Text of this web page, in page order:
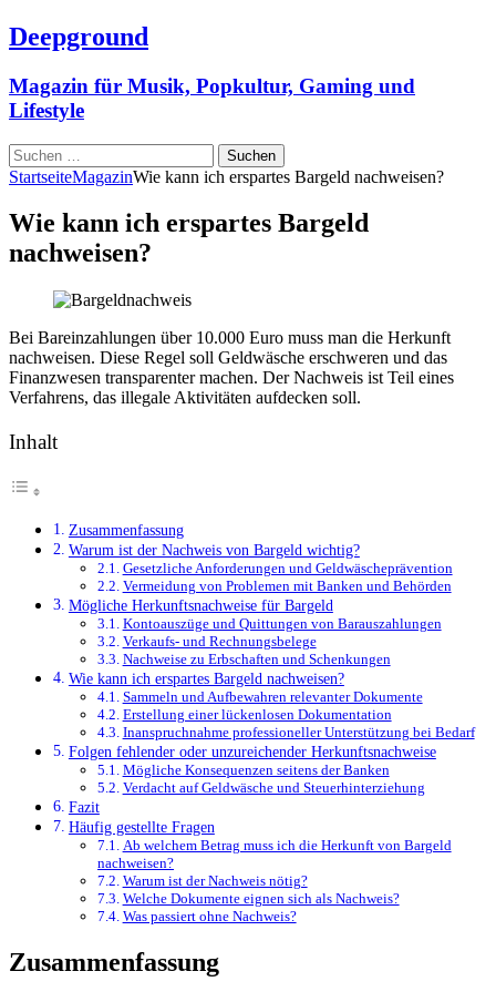
Deepground
Magazin für Musik, Popkultur, Gaming und
Lifestyle
Suchen
nach:
StartseiteMagazinWie kann ich erspartes Bargeld nachweisen?
Wie kann ich erspartes Bargeld
nachweisen?
Bei Bareinzahlungen über 10.000 Euro muss man die Herkunft
nachweisen. Diese Regel soll Geldwäsche erschweren und das
Finanzwesen transparenter machen. Der Nachweis ist Teil eines
Verfahrens, das illegale Aktivitäten aufdecken soll.
Inhalt
Zusammenfassung
Warum ist der Nachweis von Bargeld wichtig?
Gesetzliche Anforderungen und Geldwäscheprävention
Vermeidung von Problemen mit Banken und Behörden
Mögliche Herkunftsnachweise für Bargeld
Kontoauszüge und Quittungen von Barauszahlungen
Verkaufs- und Rechnungsbelege
Nachweise zu Erbschaften und Schenkungen
Wie kann ich erspartes Bargeld nachweisen?
Sammeln und Aufbewahren relevanter Dokumente
Erstellung einer lückenlosen Dokumentation
Inanspruchnahme professioneller Unterstützung bei Bedarf
Folgen fehlender oder unzureichender Herkunftsnachweise
Mögliche Konsequenzen seitens der Banken
Verdacht auf Geldwäsche und Steuerhinterziehung
Fazit
Häufig gestellte Fragen
Ab welchem Betrag muss ich die Herkunft von Bargeld
nachweisen?
Warum ist der Nachweis nötig?
Welche Dokumente eignen sich als Nachweis?
Was passiert ohne Nachweis?
Zusammenfassung